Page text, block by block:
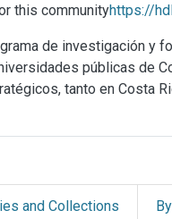
this communityhttps://
de investigación y
públicas de
tanto en Costa
and Collections